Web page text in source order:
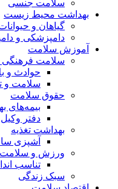
سلامت جنسی
بهداشت محیط زیست
گیاهان و
دامپزشکی و
آموزش سلامت
سلامت فرهنگی
حوادث و
سلامت و
حقوق سلامت
بیمه‌های
دفتر وکیل
بهداشت تغذیه
آشپزی
ورزش و سلامت
تناسب
سبک زندگی